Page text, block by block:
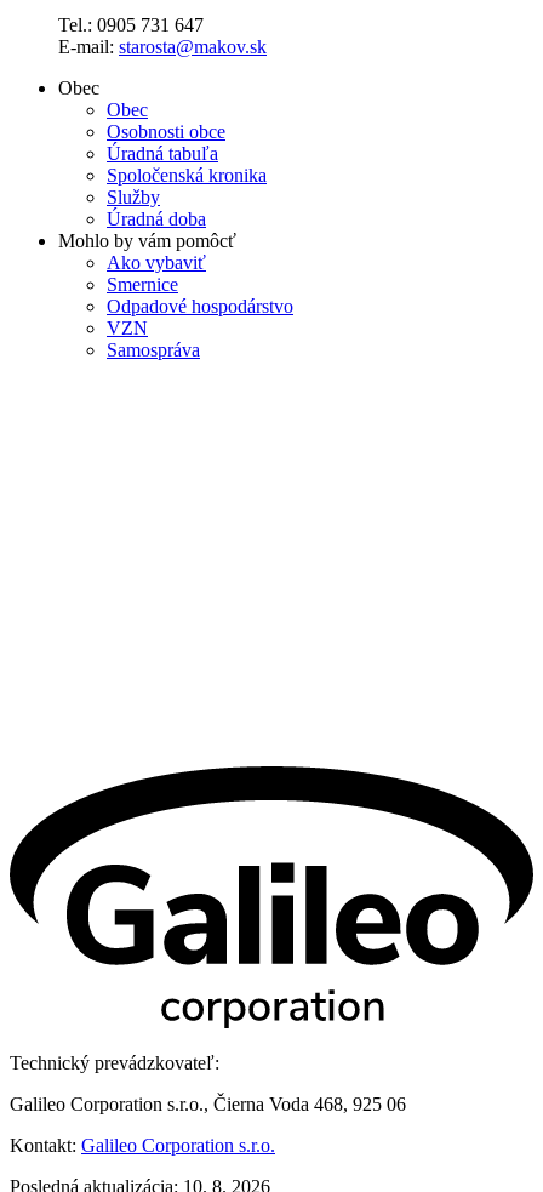
Tel.: 0905 731 647
E-mail: starosta@makov.sk
Obec
Obec
Osobnosti obce
Úradná tabuľa
Spoločenská kronika
Služby
Úradná doba
Mohlo by vám pomôcť
Ako vybaviť
Smernice
Odpadové hospodárstvo
VZN
Samospráva
Technický prevádzkovateľ:
Galileo Corporation s.r.o., Čierna Voda 468, 925 06
Kontakt: Galileo Corporation s.r.o.
Posledná aktualizácia: 10. 8. 2026